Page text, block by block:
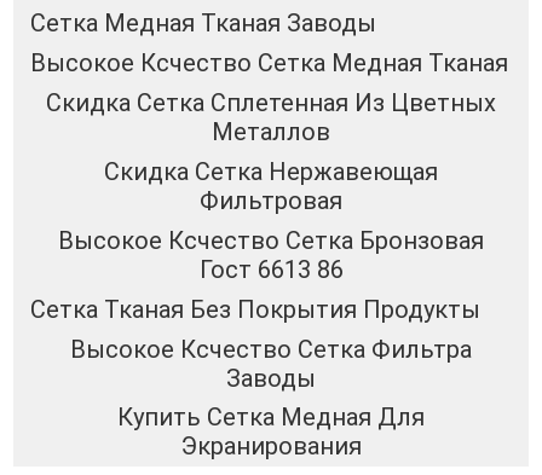
Сетка Медная Тканая Заводы
Высокое Ксчество Сетка Медная Тканая
Скидка Сетка Сплетенная Из Цветных
Металлов
Скидка Сетка Нержавеющая
Фильтровая
Высокое Ксчество Сетка Бронзовая
Гост 6613 86
Сетка Тканая Без Покрытия Продукты
Высокое Ксчество Сетка Фильтра
Заводы
Купить Сетка Медная Для
Экранирования